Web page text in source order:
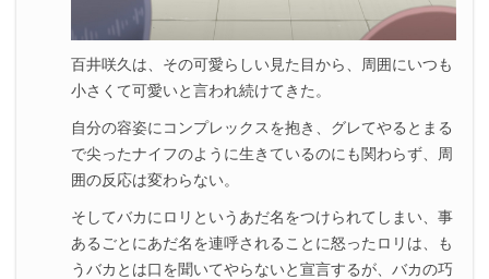
百井咲久は、その可愛らしい見た目から、周囲にいつも
小さくて可愛いと言われ続けてきた。
自分の容姿にコンプレックスを抱き、グレてやるとまる
で尖ったナイフのように生きているのにも関わらず、周
囲の反応は変わらない。
そしてバカにロリというあだ名をつけられてしまい、事
あるごとにあだ名を連呼されることに怒ったロリは、も
うバカとは口を聞いてやらないと宣言するが、バカの巧